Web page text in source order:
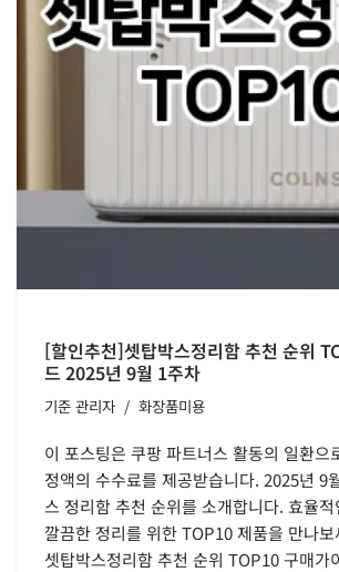
[할인추천]셋탑박스정리함 추천 순위
드 2025년 9월 1주차
기준 관리자 화장품미용
이 포스팅은 쿠팡 파트너스 활동의 일환으
정액의 수수료를 제공받습니다. 2025년 9
스 정리함 추천 순위를 소개합니다. 효율
깔끔한 정리를 위한 TOP10 제품을 만나
셋탑박스정리함 추천 순위 TOP10 구매가